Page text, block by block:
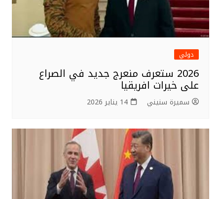
دولي
2026 ستعرف منعرج جديد في الصراع
على خيرات افريقيا
سميرة سنيني 14 يناير 2026